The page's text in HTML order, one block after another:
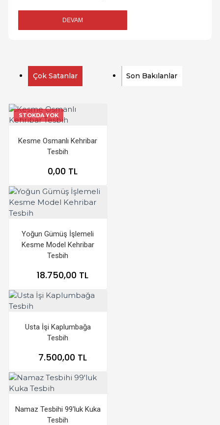
DEVAM
Çok Satanlar Son Bakılanlar
STOKDA YOK
Kesme Osmanlı Kehribar
Tesbih
0,00 TL
Yoğun Gümüş İşlemeli
Kesme Model Kehribar
Tesbih
18.750,00 TL
Usta İşi Kaplumbağa
Tesbih
7.500,00 TL
Namaz Tesbihi 99'luk Kuka
Tesbih